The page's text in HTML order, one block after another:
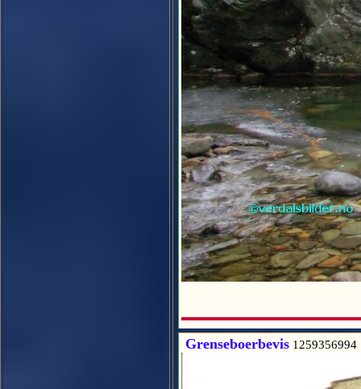
Grenseboerbevis